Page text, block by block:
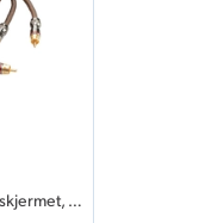
Høy kvalitet. Trippelskjermet, OFC